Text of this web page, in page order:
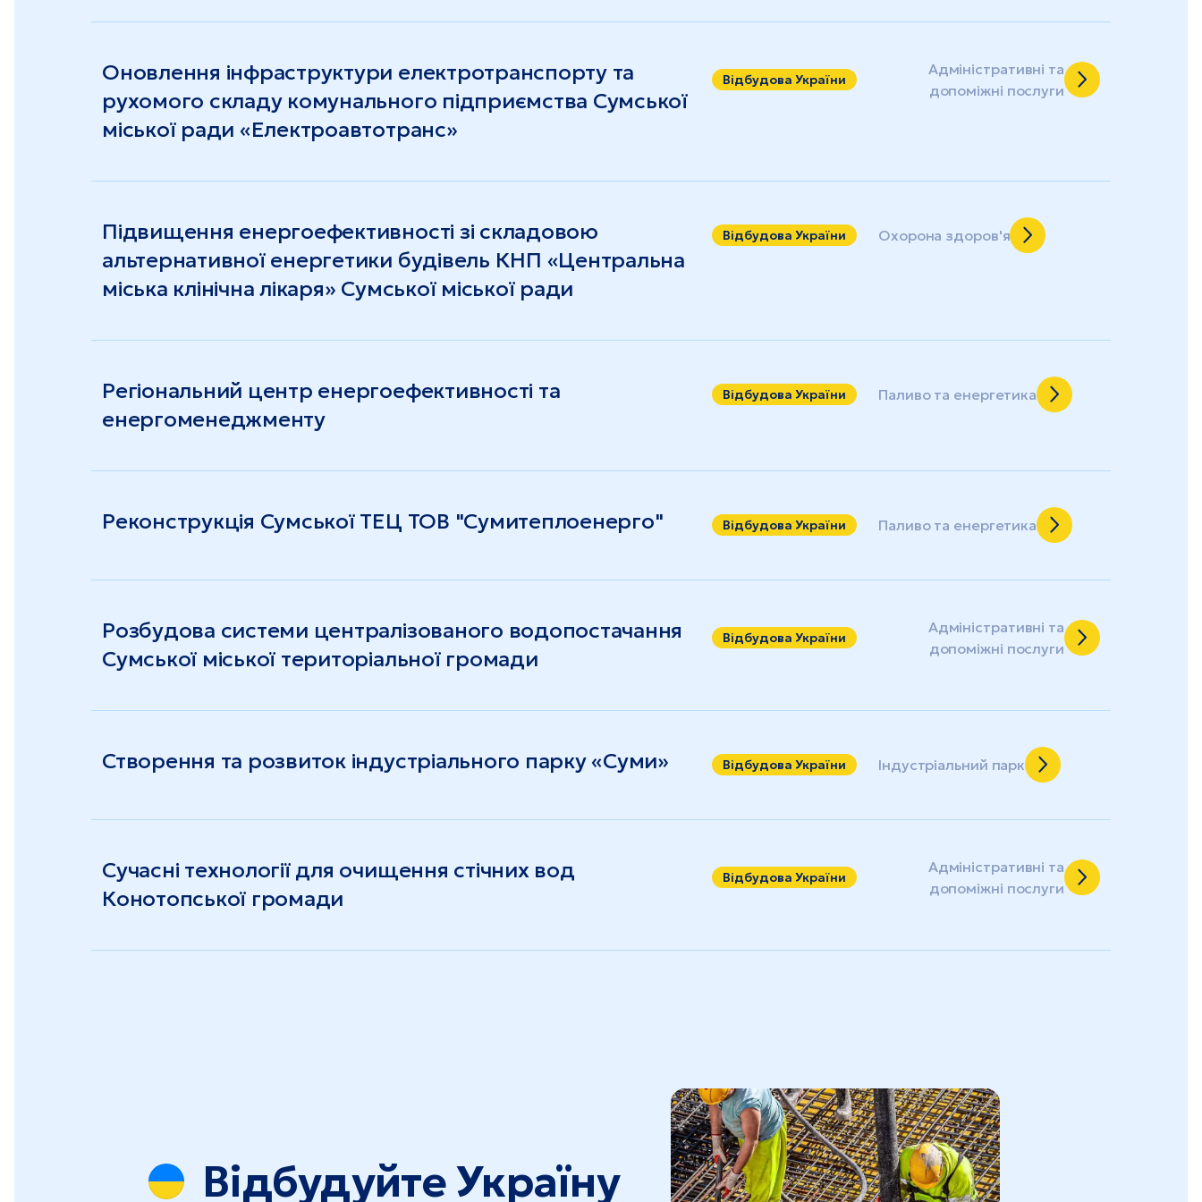
Оновлення інфраструктури електротранспорту та
рухомого складу комунального підприємства Сумської
міської ради «Електроавтотранс»
Відбудова України
Адміністративні та
допоміжні послуги
Підвищення енергоефективності зі складовою
альтернативної енергетики будівель КНП «Центральна
міська клінічна лікаря» Сумської міської ради
Відбудова України Охорона здоров'я
Регіональний центр енергоефективності та
енергоменеджменту
Відбудова України Паливо та енергетика
Реконструкція Сумської ТЕЦ ТОВ "Сумитеплоенерго" Відбудова України Паливо та енергетика
Розбудова системи централізованого водопостачання
Сумської міської територіальної громади
Відбудова України
Адміністративні та
допоміжні послуги
Створення та розвиток індустріального парку «Суми» Відбудова України Індустріальний парк
Сучасні технології для очищення стічних вод
Конотопської громади
Відбудова України
Адміністративні та
допоміжні послуги
Відбудуйте Україну